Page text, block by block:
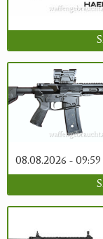
08.08.2026 - 09:59